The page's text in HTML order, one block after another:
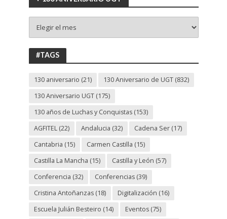
130
ANIVERSARIO
UGT
#TAGS
130 aniversario (21) 130 Aniversario de UGT(832)
130 Aniversario UGT(175)
130 años de Luchas y Conquistas(153)
AGFITEL(22) Andalucia (32) Cadena Ser(17)
Cantabria (15) Carmen Castilla (15)
Castilla La Mancha (15) Castilla y León (57)
Conferencia (32) Conferencias(39)
Cristina Antoñanzas(18) Digitalización (16)
Escuela Julián Besteiro (14) Eventos(75)